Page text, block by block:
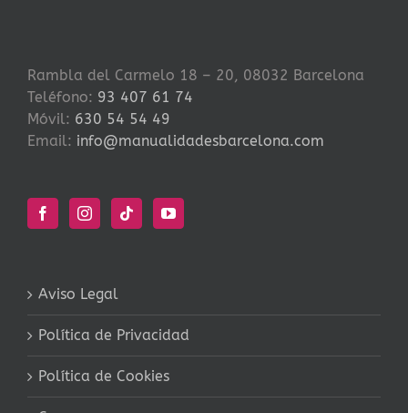
Rambla del Carmelo 18 – 20, 08032 Barcelona
Teléfono: 93 407 61 74
Móvil: 630 54 54 49
Email: info@manualidadesbarcelona.com
Aviso Legal
Política de Privacidad
Política de Cookies